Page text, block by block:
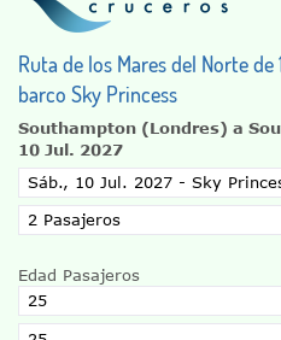
Ruta de los Mares del Norte
barco Sky Princess
Southampton (Londres) a
10 Jul. 2027
Edad Pasajeros